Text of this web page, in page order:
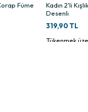
Leopar
Kadın
Pembe
249,90 TL